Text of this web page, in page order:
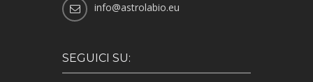
info@astrolabio.eu
SEGUICI SU: